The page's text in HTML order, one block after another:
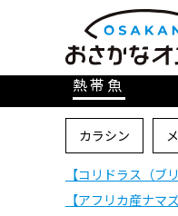
熱帯魚
カラシン
【コリドラス（ブ
【アフリカ産ナマズ